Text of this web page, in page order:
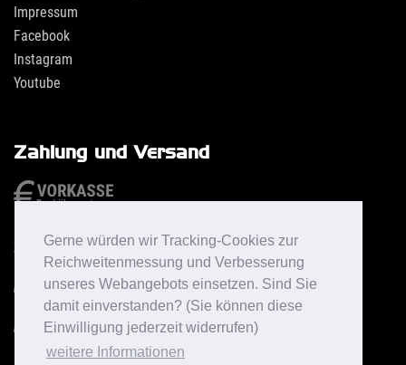
Gerne würden wir Tracking-Cookies zur
Reichweitenmessung und Verbesserung
unseres Webangebots einsetzen. Sind Sie
damit einverstanden? (Sie können diese
Einwilligung jederzeit widerrufen)
weitere Informationen
Impressum
Facebook
Instagram
Youtube
Zahlung und Versand